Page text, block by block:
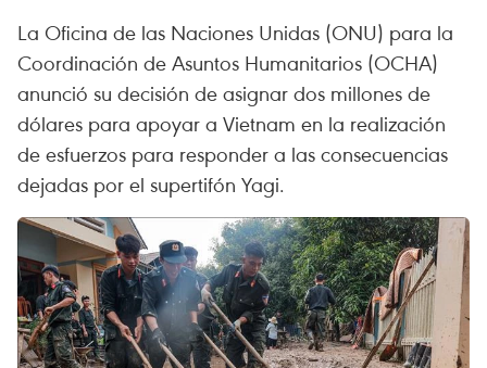
La Oficina de las Naciones Unidas (ONU) para la
Coordinación de Asuntos Humanitarios (OCHA)
anunció su decisión de asignar dos millones de
dólares para apoyar a Vietnam en la realización
de esfuerzos para responder a las consecuencias
dejadas por el supertifón Yagi.